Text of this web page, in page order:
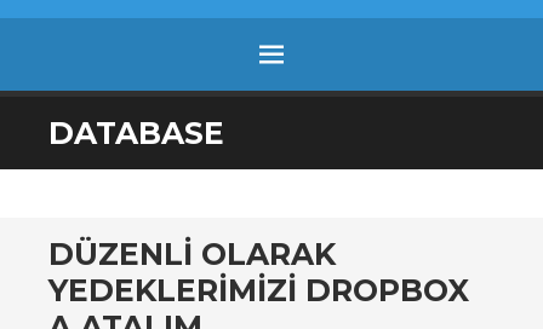
MENU
SKIP
TO
DATABASE
DÜZENLI OLARAK
YEDEKLERIMIZI DROPBOX